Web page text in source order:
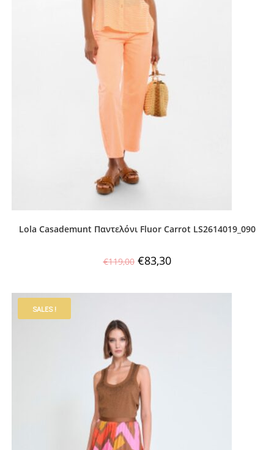
Lola Casademunt Παντελόνι Fluor Carrot LS2614019_090
€119,00 €83,30
SALES !